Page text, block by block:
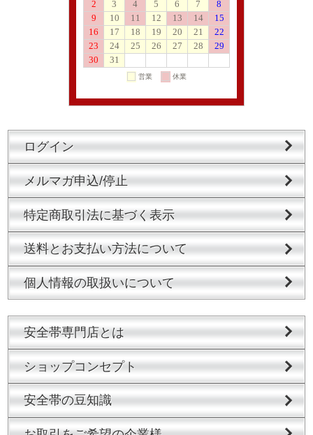
ログイン
メルマガ申込/停止
特定商取引法に基づく表示
送料とお支払い方法について
個人情報の取扱いについて
安全帯専門店とは
ショップコンセプト
安全帯の豆知識